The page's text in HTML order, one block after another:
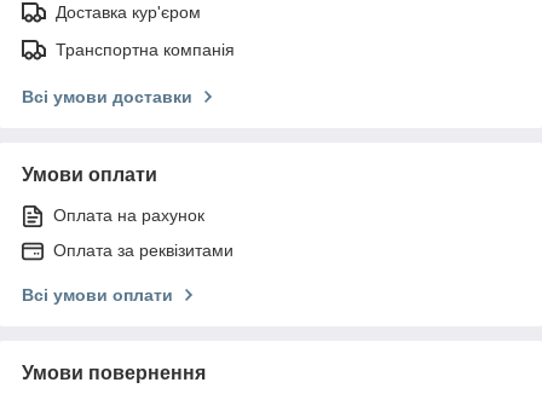
Доставка кур'єром
Транспортна компанія
Всі умови доставки
Умови оплати
Оплата на рахунок
Оплата за реквізитами
Всі умови оплати
Умови повернення